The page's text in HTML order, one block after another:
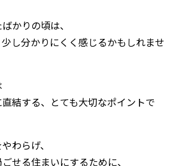
かりの頃は、
少し分かりにくく感じるかもしれませ
結する、とても大切なポイントで
わらげ、
せる住まいにするために、